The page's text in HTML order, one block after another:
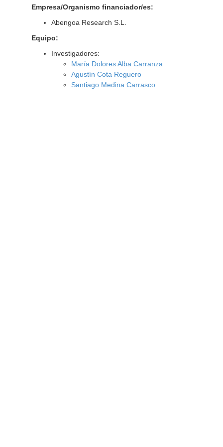
Empresa/Organismo financiador/es:
Abengoa Research S.L.
Equipo:
Investigadores:
María Dolores Alba Carranza
Agustín Cota Reguero
Santiago Medina Carrasco